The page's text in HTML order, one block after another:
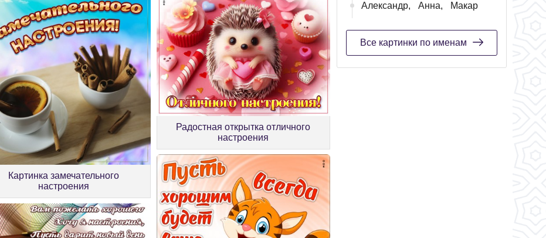
Картинка замечательного
настроения
Радостная открытка отличного
настроения
Александр, Анна, Макар
Все картинки по именам